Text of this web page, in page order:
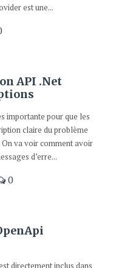
est une...
API .Net
importante pour que les
claire du problème
On va voir comment avoir
d’erre...
0
directement inclus dans